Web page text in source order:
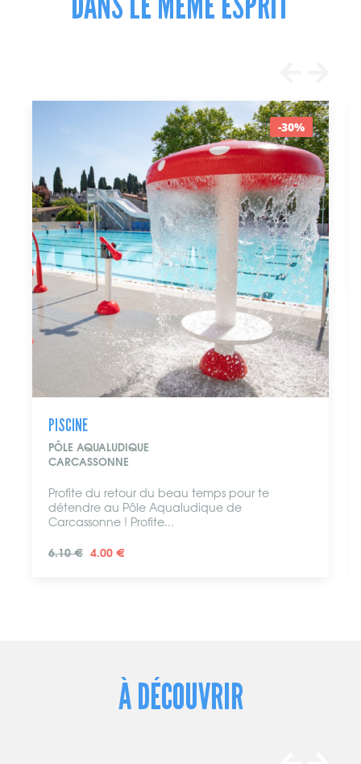
-30%
PISCINE
PÔLE AQUALUDIQUE
CARCASSONNE
Profite du retour du beau temps pour te
détendre au Pôle Aqualudique de
Carcassonne ! Profite...
6.10 € 4.00 €
À DÉCOUVRIR